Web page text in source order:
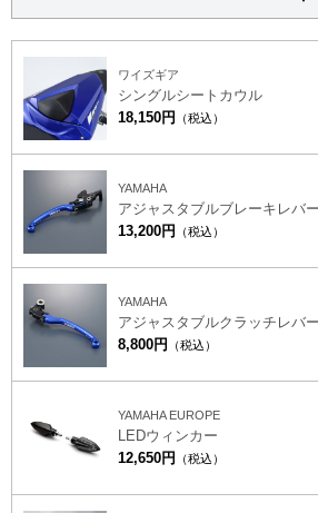
ワイズギア
シングルシートカウル
18,150円
（税込）
YAMAHA
アジャスタブルブレーキレバー
13,200円
（税込）
YAMAHA
アジャスタブルクラッチレバー
8,800円
（税込）
YAMAHA EUROPE
LEDウィンカー
12,650円
（税込）